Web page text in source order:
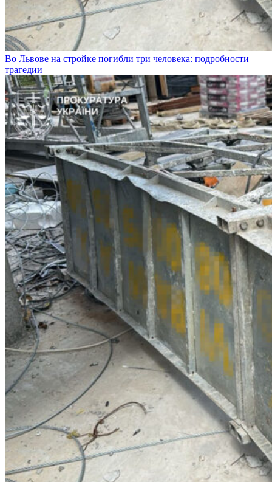
Во Львове на стройке погибли три человека: подробности
трагедии